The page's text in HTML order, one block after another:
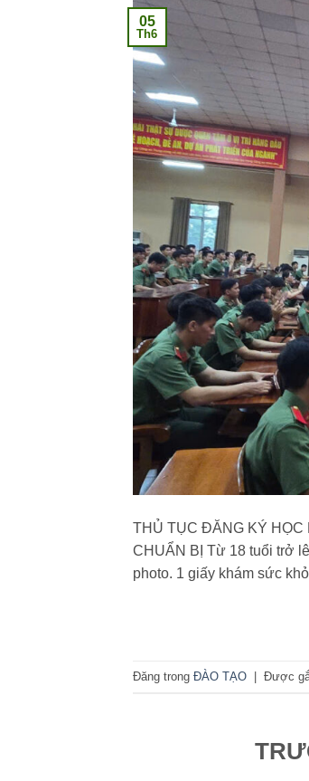
05
Th6
THỦ TỤC ĐĂNG KÝ HỌC
CHUẨN BỊ Từ 18 tuổi trở
photo. 1 giấy khám sức
Đăng trong ĐÀO TẠO | Được